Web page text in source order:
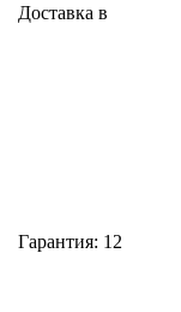
Доставка в
Гарантия: 12